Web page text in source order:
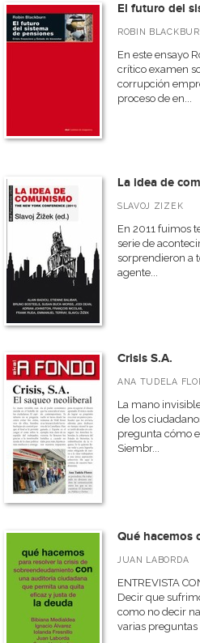
El futuro del
ROBIN
En este ensayo
crítico examen
corrupción
proceso de en...
La idea de
SLAVOJ ZIZEK
En 2011 fuimos
serie de
sorprendieron a
agente...
Crisis S.A.
ANA TUDELA
La mano
de los
pregunta cómo
Siembr...
Qué hacemos
JUAN LABORDA
ENTREVISTA
Decir que
como no decir
varias preguntas